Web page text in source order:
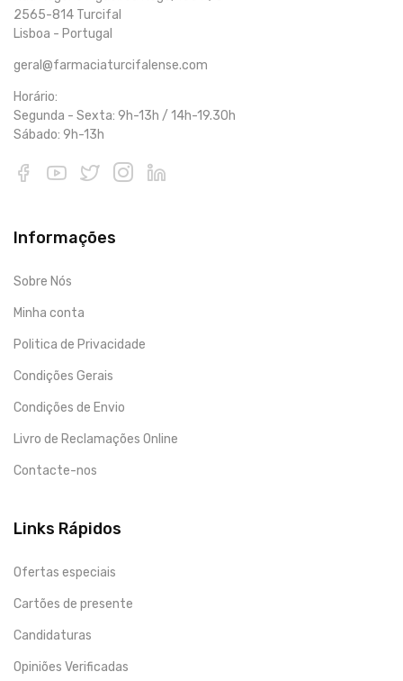
2565-814 Turcifal
Lisboa - Portugal
geral@farmaciaturcifalense.com
Horário:
Segunda - Sexta: 9h-13h / 14h-19.30h
Sábado: 9h-13h
Informações
Sobre Nós
Minha conta
Politica de Privacidade
Condições Gerais
Condições de Envio
Livro de Reclamações Online
Contacte-nos
Links Rápidos
Ofertas especiais
Cartões de presente
Candidaturas
Opiniões Verificadas